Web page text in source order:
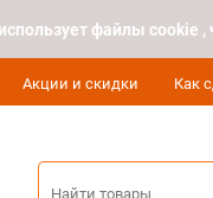
файлы cookie
Акции и скидки Как